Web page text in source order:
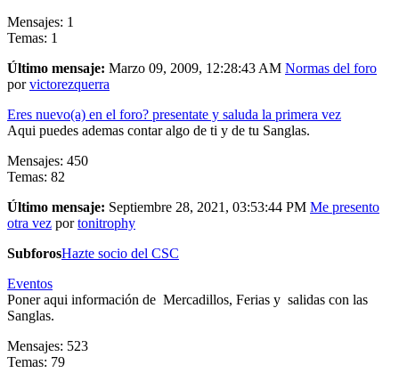
Mensajes: 1
Temas: 1
Último mensaje: Marzo 09, 2009, 12:28:43 AM Normas del foro
porvictorezquerra
Eres nuevo(a) en el foro? presentate y saluda la primera vez
Aqui puedes ademas contar algo de ti y de tu Sanglas.
Mensajes: 450
Temas: 82
Último mensaje: Septiembre 28, 2021, 03:53:44 PM Me presento
otra vez portonitrophy
SubforosHazte socio del CSC
Eventos
Poner aqui información de Mercadillos, Ferias y salidas con las
Sanglas.
Mensajes: 523
Temas: 79